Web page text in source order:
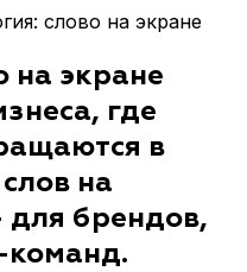
слово на экране
на экране
где
в
на
брендов,
команд.